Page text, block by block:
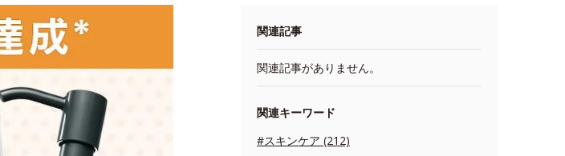
関連記事
関連記事がありません。
関連キーワード
#スキンケア (212)